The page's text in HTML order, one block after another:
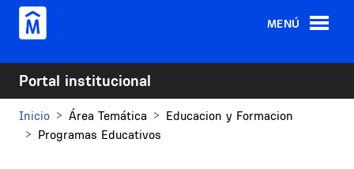
Pasar al contenido principal
MENÚ
Portal institucional
Inicio Área Temática
Educacion y Formacion
Programas Educativos